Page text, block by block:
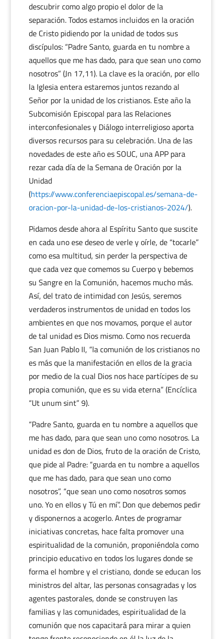
descubrir como algo propio el dolor de la
separación. Todos estamos incluidos en la oración
de Cristo pidiendo por la unidad de todos sus
discípulos: “Padre Santo, guarda en tu nombre a
aquellos que me has dado, para que sean uno como
nosotros” (Jn 17,11). La clave es la oración, por ello
la Iglesia entera estaremos juntos rezando al
Señor por la unidad de los cristianos. Este año la
Subcomisión Episcopal para las Relaciones
interconfesionales y Diálogo interreligioso aporta
diversos recursos para su celebración. Una de las
novedades de este año es SOUC, una APP para
rezar cada día de la Semana de Oración por la
Unidad
(https://www.conferenciaepiscopal.es/semana-de-
oracion-por-la-unidad-de-los-cristianos-2024/).
Pidamos desde ahora al Espíritu Santo que suscite
en cada uno ese deseo de verle y oírle, de “tocarle”
como esa multitud, sin perder la perspectiva de
que cada vez que comemos su Cuerpo y bebemos
su Sangre en la Comunión, hacemos mucho más.
Así, del trato de intimidad con Jesús, seremos
verdaderos instrumentos de unidad en todos los
ambientes en que nos movamos, porque el autor
de tal unidad es Dios mismo. Como nos recuerda
San Juan Pablo II, “la comunión de los cristianos no
es más que la manifestación en ellos de la gracia
por medio de la cual Dios nos hace partícipes de su
propia comunión, que es su vida eterna” (Encíclica
“Ut unum sint” 9).
“Padre Santo, guarda en tu nombre a aquellos que
me has dado, para que sean uno como nosotros. La
unidad es don de Dios, fruto de la oración de Cristo,
que pide al Padre: “guarda en tu nombre a aquellos
que me has dado, para que sean uno como
nosotros”, “que sean uno como nosotros somos
uno. Yo en ellos y Tú en mí”. Don que debemos pedir
y disponernos a acogerlo. Antes de programar
iniciativas concretas, hace falta promover una
espiritualidad de la comunión, proponiéndola como
principio educativo en todos los lugares donde se
forma el hombre y el cristiano, donde se educan los
ministros del altar, las personas consagradas y los
agentes pastorales, donde se construyen las
familias y las comunidades, espiritualidad de la
comunión que nos capacitará para mirar a quien